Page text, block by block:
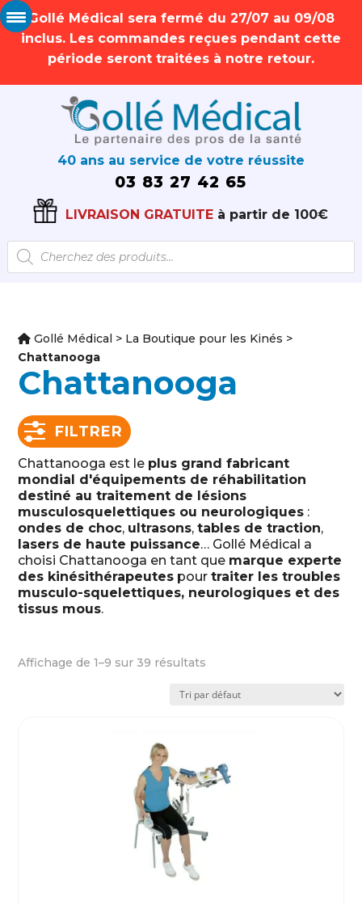
Gollé Médical sera fermé du 27/07 au 09/08
inclus. Les commandes reçues pendant cette
période seront traitées à notre retour.
40 ans au service de votre réussite
03 83 27 42 65
LIVRAISON GRATUITE à partir de 100€
Recherche
de
produits
Gollé Médical > La Boutique pour les Kinés >
Chattanooga
Chattanooga
FILTRER
Chattanooga est le plus grand fabricant
mondial d'équipements de réhabilitation
destiné au traitement de lésions
musculosquelettiques ou neurologiques :
ondes de choc, ultrasons,tables de traction,
lasers de haute puissance… Gollé Médical a
choisi Chattanooga en tant que marque experte
des kinésithérapeutes pourtraiter les troubles
musculo-squelettiques, neurologiques et des
tissus mous.
Affichage de 1–9 sur 39 résultats